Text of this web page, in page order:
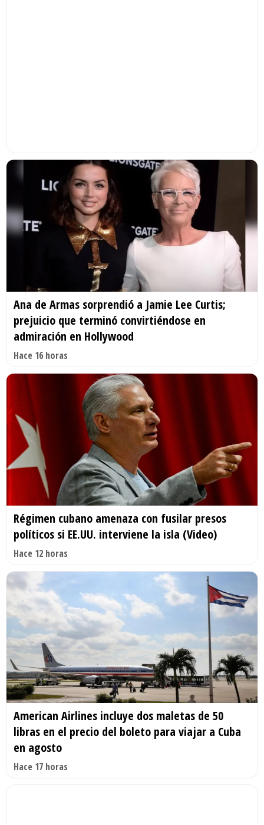
Ana de Armas sorprendió a Jamie Lee Curtis;
prejuicio que terminó convirtiéndose en
admiración en Hollywood
Hace 16 horas
Régimen cubano amenaza con fusilar presos
políticos si EE.UU. interviene la isla (Video)
Hace 12 horas
American Airlines incluye dos maletas de 50
libras en el precio del boleto para viajar a Cuba
en agosto
Hace 17 horas